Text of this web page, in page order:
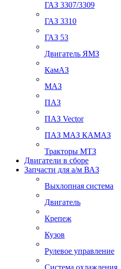
ГАЗ 3307/3309
ГАЗ 3310
ГАЗ 53
Двигатель ЯМЗ
КамАЗ
МАЗ
ПАЗ
ПАЗ Vector
ПАЗ МАЗ КАМАЗ
Тракторы МТЗ
Двигатели в сборе
Запчасти для а/м ВАЗ
Выхлопная система
Двигатель
Крепеж
Кузов
Рулевое управление
Система охлаждения